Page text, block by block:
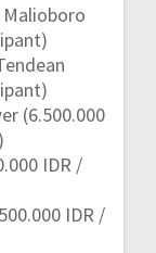
(6.500.000
IDR /
IDR /